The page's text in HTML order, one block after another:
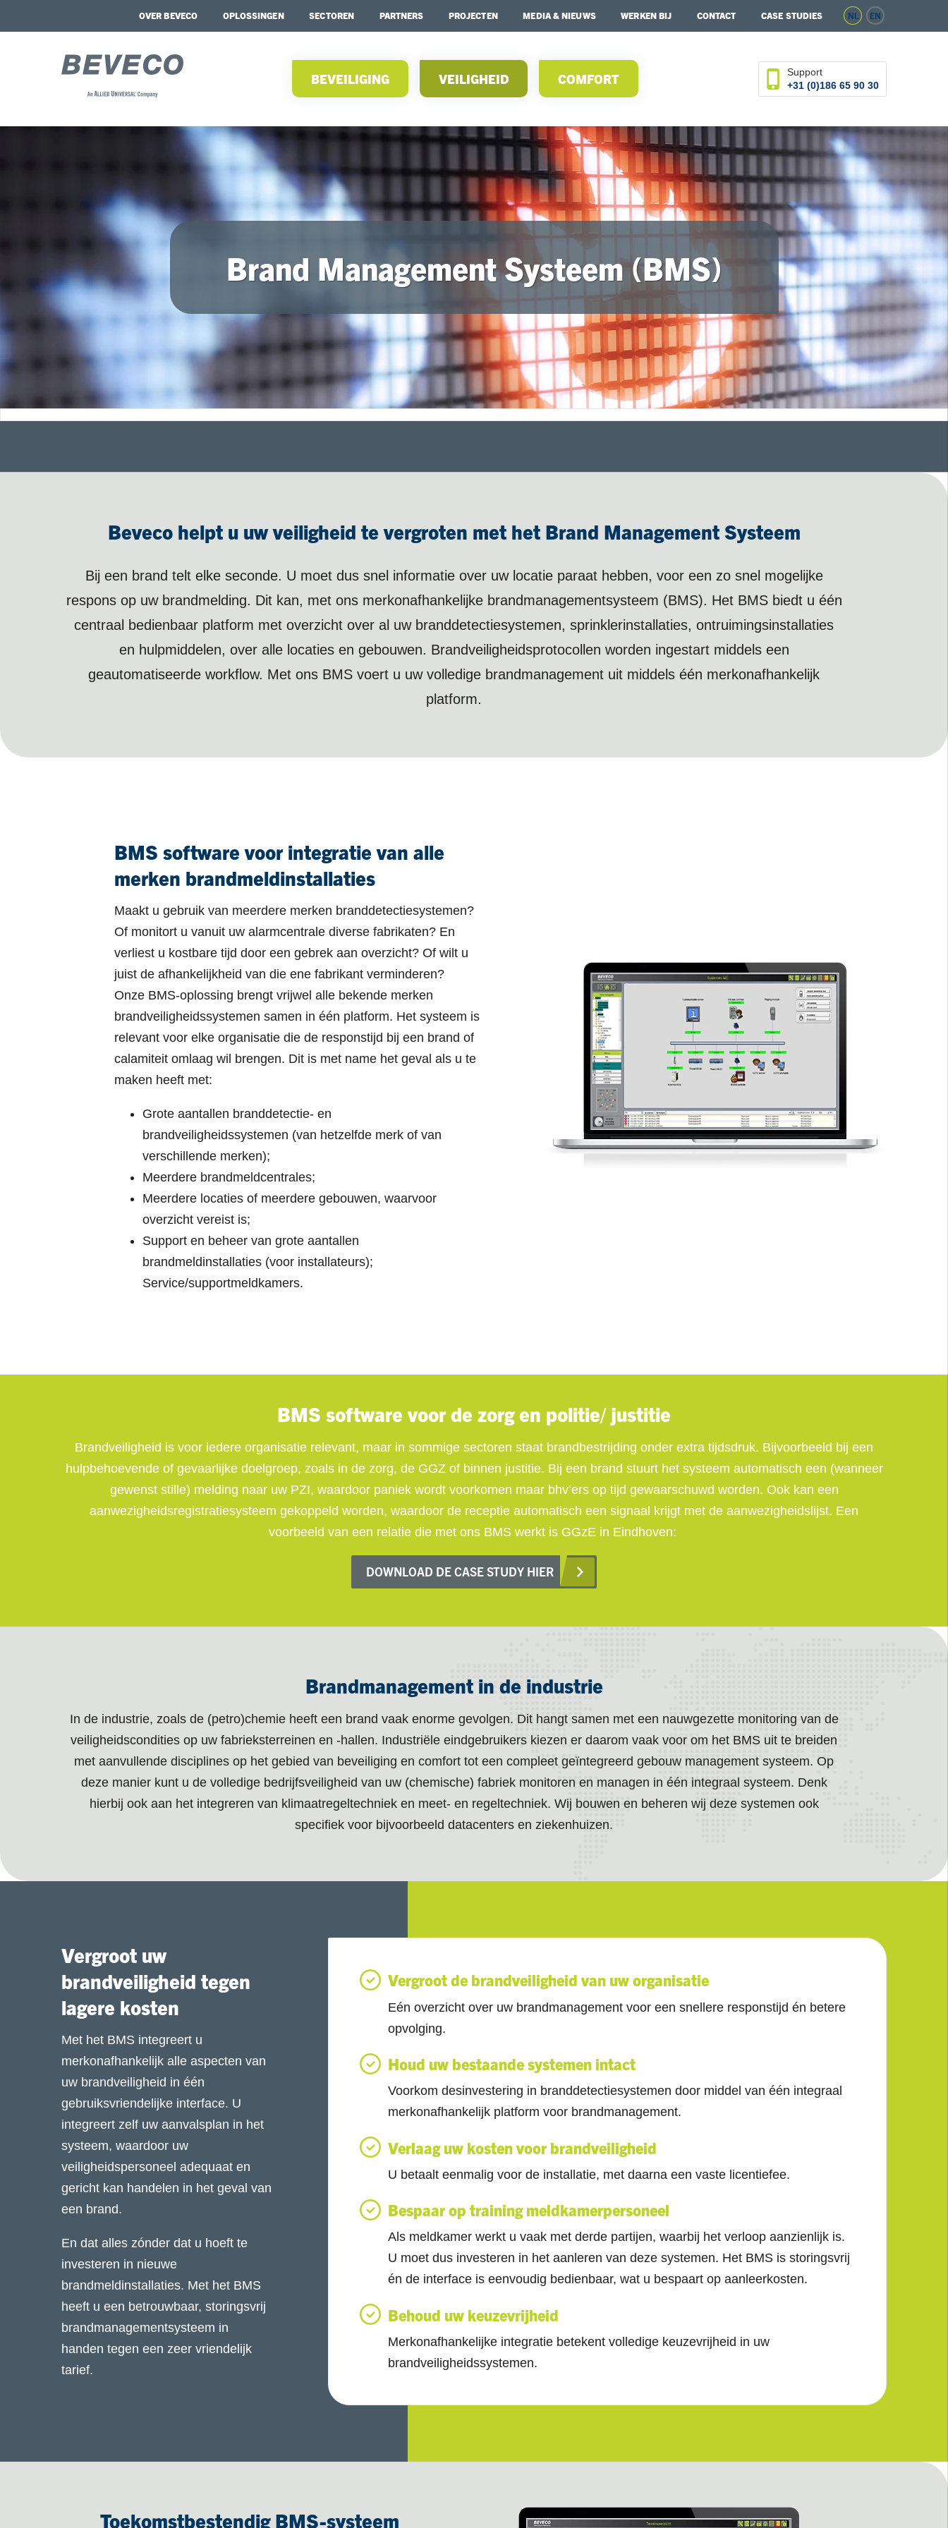
OVER BEVECO OPLOSSINGEN SECTOREN PARTNERS PROJECTEN MEDIA & NIEUWS WERKEN BIJ CONTACT CASE STUDIES NL EN
BEVEILIGING VEILIGHEID COMFORT
Support
+31 (0)186 65 90 30
Brand Management Systeem (BMS)
Beveco helpt u uw veiligheid te vergroten met het Brand Management Systeem
Bij een brand telt elke seconde. U moet dus snel informatie over uw locatie paraat hebben, voor een zo snel mogelijke
respons op uw brandmelding. Dit kan, met ons merkonafhankelijke brandmanagementsysteem (BMS). Het BMS biedt u één
centraal bedienbaar platform met overzicht over al uw branddetectiesystemen, sprinklerinstallaties, ontruimingsinstallaties
en hulpmiddelen, over alle locaties en gebouwen. Brandveiligheidsprotocollen worden ingestart middels een
geautomatiseerde workflow. Met ons BMS voert u uw volledige brandmanagement uit middels één merkonafhankelijk
platform.
BMS software voor integratie van alle
merken brandmeldinstallaties
Maakt u gebruik van meerdere merken branddetectiesystemen?
Of monitort u vanuit uw alarmcentrale diverse fabrikaten? En
verliest u kostbare tijd door een gebrek aan overzicht? Of wilt u
juist de afhankelijkheid van die ene fabrikant verminderen?
Onze BMS-oplossing brengt vrijwel alle bekende merken
brandveiligheidssystemen samen in één platform. Het systeem is
relevant voor elke organisatie die de responstijd bij een brand of
calamiteit omlaag wil brengen. Dit is met name het geval als u te
maken heeft met:
Grote aantallen branddetectie- en
brandveiligheidssystemen (van hetzelfde merk of van
verschillende merken);
Meerdere brandmeldcentrales;
Meerdere locaties of meerdere gebouwen, waarvoor
overzicht vereist is;
Support en beheer van grote aantallen
brandmeldinstallaties (voor installateurs);
Service/supportmeldkamers.
BMS software voor de zorg en politie/ justitie
Brandveiligheid is voor iedere organisatie relevant, maar in sommige sectoren staat brandbestrijding onder extra tijdsdruk. Bijvoorbeeld bij een
hulpbehoevende of gevaarlijke doelgroep, zoals in de zorg, de GGZ of binnen justitie. Bij een brand stuurt het systeem automatisch een (wanneer
gewenst stille) melding naar uw PZI, waardoor paniek wordt voorkomen maar bhv’ers op tijd gewaarschuwd worden. Ook kan een
aanwezigheidsregistratiesysteem gekoppeld worden, waardoor de receptie automatisch een signaal krijgt met de aanwezigheidslijst. Een
voorbeeld van een relatie die met ons BMS werkt is GGzE in Eindhoven:
DOWNLOAD DE CASE STUDY HIER
Brandmanagement in de industrie
In de industrie, zoals de (petro)chemie heeft een brand vaak enorme gevolgen. Dit hangt samen met een nauwgezette monitoring van de
veiligheidscondities op uw fabrieksterreinen en -hallen. Industriële eindgebruikers kiezen er daarom vaak voor om het BMS uit te breiden
met aanvullende disciplines op het gebied van beveiliging en comfort tot een compleet geïntegreerd gebouw management systeem. Op
deze manier kunt u de volledige bedrijfsveiligheid van uw (chemische) fabriek monitoren en managen in één integraal systeem. Denk
hierbij ook aan het integreren van klimaatregeltechniek en meet- en regeltechniek. Wij bouwen en beheren wij deze systemen ook
specifiek voor bijvoorbeeld datacenters en ziekenhuizen.
Vergroot de brandveiligheid van uw organisatie
Eén overzicht over uw brandmanagement voor een snellere responstijd én betere
opvolging.
Houd uw bestaande systemen intact
Voorkom desinvestering in branddetectiesystemen door middel van één integraal
merkonafhankelijk platform voor brandmanagement.
Verlaag uw kosten voor brandveiligheid
U betaalt eenmalig voor de installatie, met daarna een vaste licentiefee.
Bespaar op training meldkamerpersoneel
Als meldkamer werkt u vaak met derde partijen, waarbij het verloop aanzienlijk is.
U moet dus investeren in het aanleren van deze systemen. Het BMS is storingsvrij
én de interface is eenvoudig bedienbaar, wat u bespaart op aanleerkosten.
Behoud uw keuzevrijheid
Merkonafhankelijke integratie betekent volledige keuzevrijheid in uw
brandveiligheidssystemen.
Vergroot uw
brandveiligheid tegen
lagere kosten
Met het BMS integreert u
merkonafhankelijk alle aspecten van
uw brandveiligheid in één
gebruiksvriendelijke interface. U
integreert zelf uw aanvalsplan in het
systeem, waardoor uw
veiligheidspersoneel adequaat en
gericht kan handelen in het geval van
een brand.
En dat alles zónder dat u hoeft te
investeren in nieuwe
brandmeldinstallaties. Met het BMS
heeft u een betrouwbaar, storingsvrij
brandmanagementsysteem in
handen tegen een zeer vriendelijk
tarief.
Toekomstbestendig BMS-systeem